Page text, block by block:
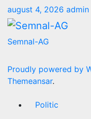
august 4, 2026 admin
Semnal-AG
Proudly powered by
Themeansar.
Politic